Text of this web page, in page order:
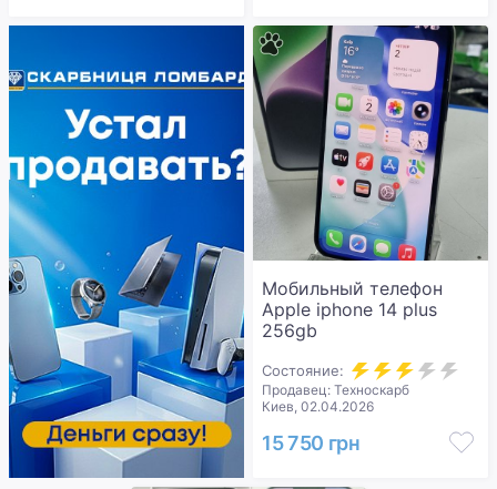
Мобильный телефон
Apple iphone 14 plus
256gb
Состояние:
Продавец: Техноскарб
Киев, 02.04.2026
15 750 грн